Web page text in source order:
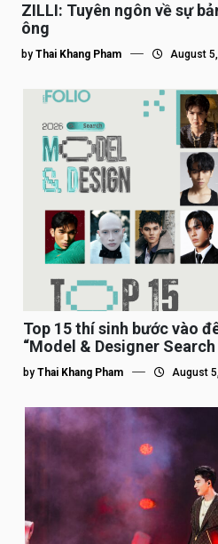
ZILLI: Tuyên ngôn về sự
ông
by Thai Khang Pham August
Top 15 thí sinh bước vào
“Model & Designer Search
by Thai Khang Pham August